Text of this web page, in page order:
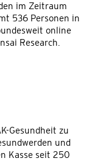
im Zeitraum
536 Personen in
online
Research.
Gesundheit zu
und
Kasse seit 250